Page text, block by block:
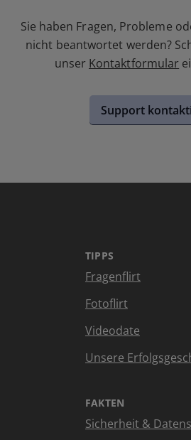
Sie haben Fragen, Probleme
nicht beantwortet werden?
unser Kontaktformular
Support
TIPPS
Fragenflirt
Fotoflirt
Videodate
Unsere
FAKTEN
Sicherheit &